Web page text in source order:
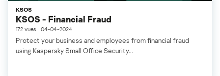
KSOS
KSOS - Financial Fraud
172 vues 04-04-2024
Protect your business and employees from financial fraud
using Kaspersky Small Office Security...